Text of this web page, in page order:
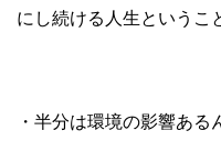
にし続ける人生というこ
・半分は環境の影響ある